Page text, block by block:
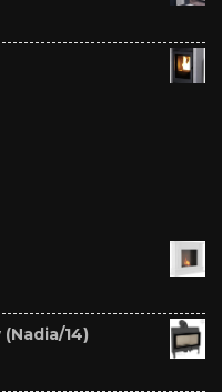
(Nadia/14)